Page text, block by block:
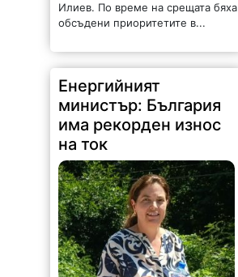
Илиев. По време на срещата бяха
обсъдени приоритетите в...
Енергийният
министър: България
има рекорден износ
на ток